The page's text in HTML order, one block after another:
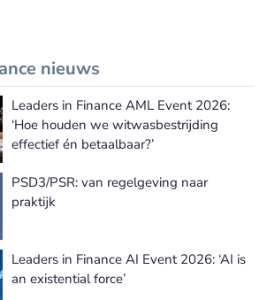
nieuws
Leaders in Finance nieuws
Leaders in Finance AML Event 2026:
‘Hoe houden we witwasbestrijding
effectief én betaalbaar?’
PSD3/PSR: van regelgeving naar
praktijk
Leaders in Finance AI Event 2026: ‘AI is
an existential force’